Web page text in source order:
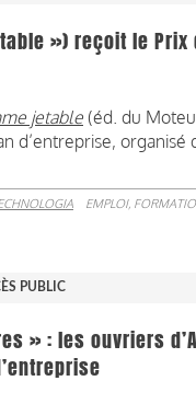
») reçoit le
jetable (éd. du
d’entreprise,
EMPLOI,
PUBLIC
» : les ouvriers